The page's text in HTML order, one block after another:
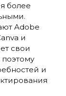
более
Adobe
и
свои
и